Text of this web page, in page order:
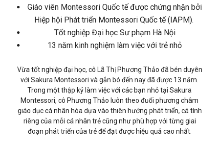
Giáo viên Montessori Quốc tế được chứng nhận bởi
Hiệp hội Phát triển Montessori Quốc tế (IAPM).
Tốt nghiệp Đại học Sư phạm Hà Nội
13 năm kinh nghiệm làm việc với trẻ nhỏ
Vừa tốt nghiệp đại học, cô Lã Thị Phương Thảo đã bén duyên
với Sakura Montessori và gắn bó đến nay đã được 13 năm.
Trong một thập kỷ làm việc với các bạn nhỏ tại Sakura
Montessori, cô Phương Thảo luôn theo đuổi phương châm
giáo dục cá nhân hóa dựa vào thiên hướng phát triển, cá tính
riêng của mỗi cá nhân trẻ cũng như phù hợp với từng giai
đoạn phát triển của trẻ để đạt được hiệu quả cao nhất.